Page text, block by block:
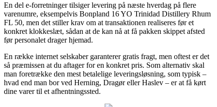
En del e-forretninger tilsiger levering på næste hverdag på flere
varenumre, eksempelvis Bonpland 16 YO Trinidad Distillery Rhum
FL 50, men det stiller krav om at transaktionen realiseres før et
konkret klokkeslæt, sådan at de kan nå at få pakken skippet afsted
før personalet drager hjemad.
En række internet selskaber garanterer gratis fragt, men oftest er det
så præmissen at du aftager for en konkret pris. Som alternativ skal
man foretrække den mest betalelige leveringsløsning, som typisk –
hvad end man bor ved Herning, Dragør eller Haslev – er at få kørt
dine varer til et afhentningssted.